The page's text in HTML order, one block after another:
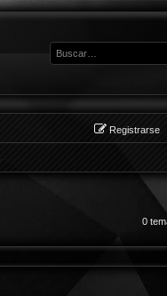
Registrarse
0